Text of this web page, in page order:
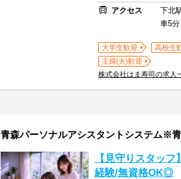
アクセス
下北
車5分
大学生歓迎 高校生
主婦(夫)歓迎
株式会社はま寿司の求人
青森パーソナルアシスタントシステム※
【見守りスタッ
経験/無資格OK◎